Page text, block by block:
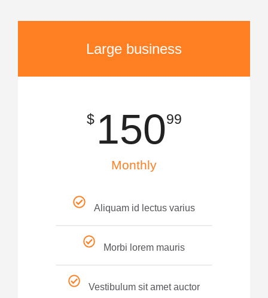
Large business
$ 15099
Monthly
Aliquam id lectus varius
Morbi lorem mauris
Vestibulum sit amet auctor